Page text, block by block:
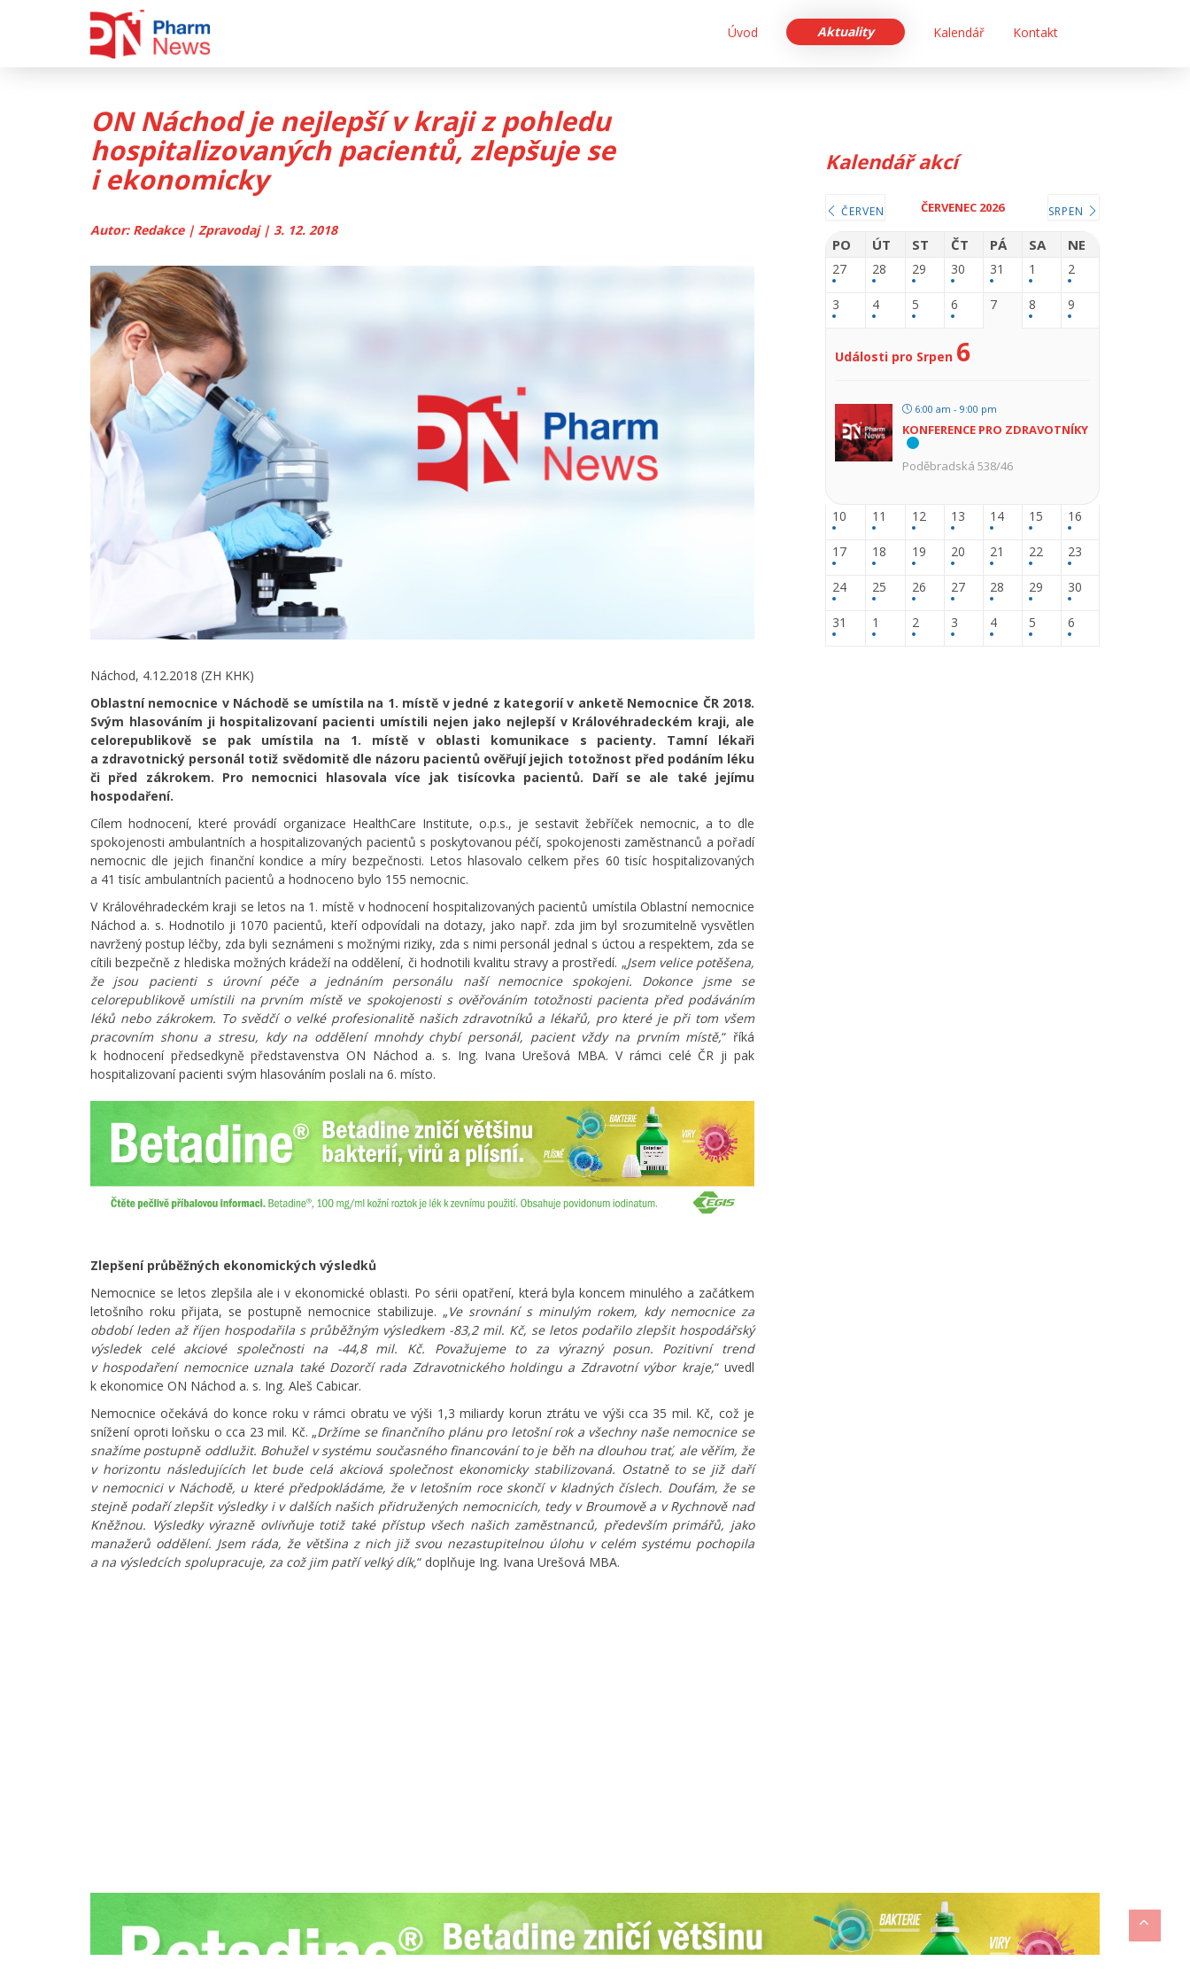
Úvod Aktuality Kalendář Kontakt
ON Náchod je nejlepší v kraji z pohledu
hospitalizovaných pacientů, zlepšuje se
i ekonomicky
Autor: Redakce | Zpravodaj | 3. 12. 2018
Náchod, 4.12.2018 (ZH KHK)
Oblastní nemocnice v Náchodě se umístila na 1. místě v jedné z kategorií v anketě Nemocnice ČR 2018.
Svým hlasováním ji hospitalizovaní pacienti umístili nejen jako nejlepší v Královéhradeckém kraji, ale
celorepublikově se pak umístila na 1. místě v oblasti komunikace s pacienty. Tamní lékaři
a zdravotnický personál totiž svědomitě dle názoru pacientů ověřují jejich totožnost před podáním léku
či před zákrokem. Pro nemocnici hlasovala více jak tisícovka pacientů. Daří se ale také jejímu
hospodaření.
Cílem hodnocení, které provádí organizace HealthCare Institute, o.p.s., je sestavit žebříček nemocnic, a to dle
spokojenosti ambulantních a hospitalizovaných pacientů s poskytovanou péčí, spokojenosti zaměstnanců a pořadí
nemocnic dle jejich finanční kondice a míry bezpečnosti. Letos hlasovalo celkem přes 60 tisíc hospitalizovaných
a 41 tisíc ambulantních pacientů a hodnoceno bylo 155 nemocnic.
V Královéhradeckém kraji se letos na 1. místě v hodnocení hospitalizovaných pacientů umístila Oblastní nemocnice
Náchod a. s. Hodnotilo ji 1070 pacientů, kteří odpovídali na dotazy, jako např. zda jim byl srozumitelně vysvětlen
navržený postup léčby, zda byli seznámeni s možnými riziky, zda s nimi personál jednal s úctou a respektem, zda se
cítili bezpečně z hlediska možných krádeží na oddělení, či hodnotili kvalitu stravy a prostředí. „Jsem velice potěšena,
že jsou pacienti s úrovní péče a jednáním personálu naší nemocnice spokojeni. Dokonce jsme se
celorepublikově umístili na prvním místě ve spokojenosti s ověřováním totožnosti pacienta před podáváním
léků nebo zákrokem. To svědčí o velké profesionalitě našich zdravotníků a lékařů, pro které je při tom všem
pracovním shonu a stresu, kdy na oddělení mnohdy chybí personál, pacient vždy na prvním místě,“ říká
k hodnocení předsedkyně představenstva ON Náchod a. s. Ing. Ivana Urešová MBA. V rámci celé ČR ji pak
hospitalizovaní pacienti svým hlasováním poslali na 6. místo.
Zlepšení průběžných ekonomických výsledků
Nemocnice se letos zlepšila ale i v ekonomické oblasti. Po sérii opatření, která byla koncem minulého a začátkem
letošního roku přijata, se postupně nemocnice stabilizuje. „Ve srovnání s minulým rokem, kdy nemocnice za
období leden až říjen hospodařila s průběžným výsledkem -83,2 mil. Kč, se letos podařilo zlepšit hospodářský
výsledek celé akciové společnosti na -44,8 mil. Kč. Považujeme to za výrazný posun. Pozitivní trend
v hospodaření nemocnice uznala také Dozorčí rada Zdravotnického holdingu a Zdravotní výbor kraje,“ uvedl
k ekonomice ON Náchod a. s. Ing. Aleš Cabicar.
Nemocnice očekává do konce roku v rámci obratu ve výši 1,3 miliardy korun ztrátu ve výši cca 35 mil. Kč, což je
snížení oproti loňsku o cca 23 mil. Kč. „Držíme se finančního plánu pro letošní rok a všechny naše nemocnice se
snažíme postupně oddlužit. Bohužel v systému současného financování to je běh na dlouhou trať, ale věřím, že
v horizontu následujících let bude celá akciová společnost ekonomicky stabilizovaná. Ostatně to se již daří
v nemocnici v Náchodě, u které předpokládáme, že v letošním roce skončí v kladných číslech. Doufám, že se
stejně podaří zlepšit výsledky i v dalších našich přidružených nemocnicích, tedy v Broumově a v Rychnově nad
Kněžnou. Výsledky výrazně ovlivňuje totiž také přístup všech našich zaměstnanců, především primářů, jako
manažerů oddělení. Jsem ráda, že většina z nich již svou nezastupitelnou úlohu v celém systému pochopila
a na výsledcích spolupracuje, za což jim patří velký dík,“ doplňuje Ing. Ivana Urešová MBA.
Kalendář akcí
ČERVEN ČERVENEC 2026 SRPEN
PO ÚT ST ČT PÁ SA NE
27 28 29 30 31 1 2
3 4 5 6 7 8 9
Události pro Srpen 6
6:00 am - 9:00 pm
KONFERENCE PRO ZDRAVOTNÍKY
Poděbradská 538/46
10 11 12 13 14 15 16
17 18 19 20 21 22 23
24 25 26 27 28 29 30
31 1 2 3 4 5 6